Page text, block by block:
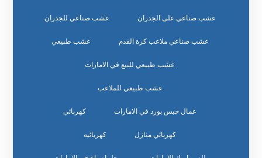
عشب صناعي على الجدران عشب صناعي للجدران
عشب صناعي ملاعب كرة القدم عشب طبيعي
عشب طبيعي للبيع في الامارات
عشب طبيعي للملاعب
عمال جبس بورد في الامارات كهربائي
كهربائي منازل كهربائيه